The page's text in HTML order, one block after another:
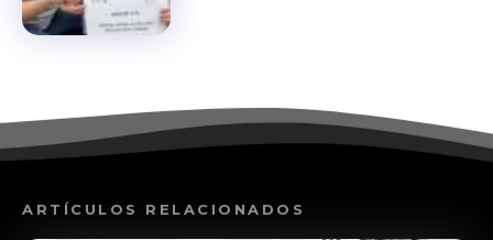
ARTÍCULOS RELACIONADOS